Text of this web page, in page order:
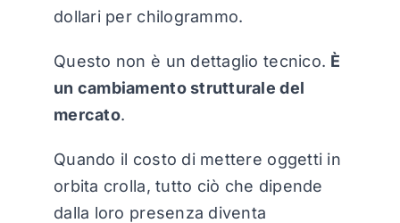
dollari per chilogrammo.
Questo non è un dettaglio tecnico. È
un cambiamento strutturale del
mercato.
Quando il costo di mettere oggetti in
orbita crolla, tutto ciò che dipende
dalla loro presenza diventa